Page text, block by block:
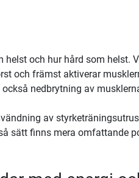
och hur hård som helst.
och främst aktiverar
nedbrytning av
av
sätt finns mera omfattande